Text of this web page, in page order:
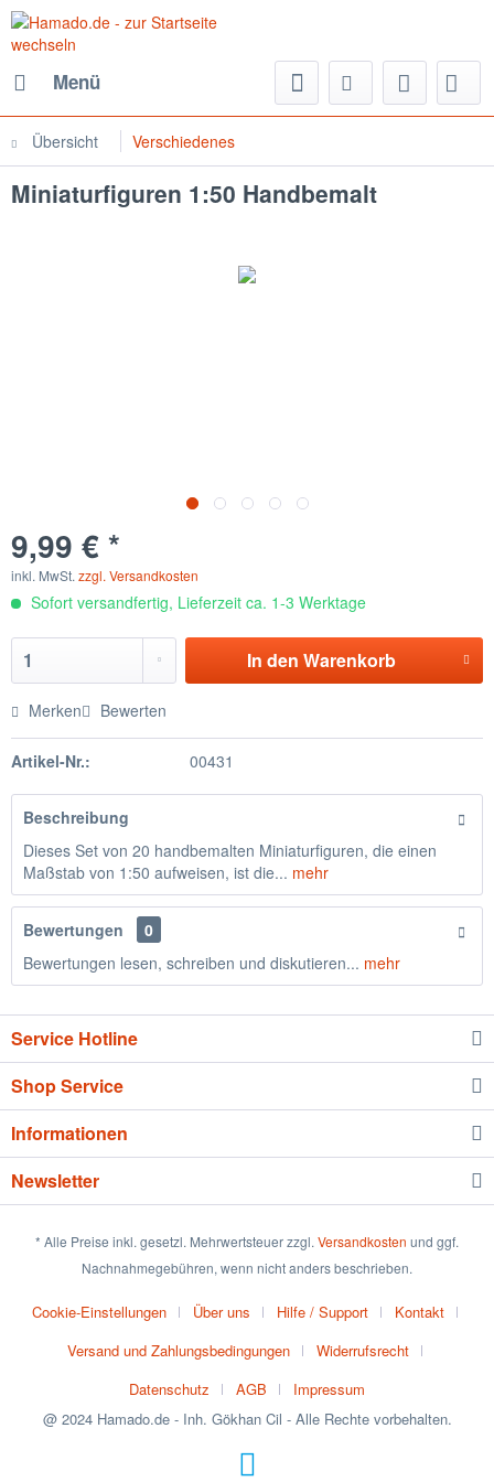
Menü
Übersicht Verschiedenes
Miniaturfiguren 1:50 Handbemalt
9,99 € *
inkl. MwSt. zzgl. Versandkosten
Sofort versandfertig, Lieferzeit ca. 1-3 Werktage
In den Warenkorb
Merken Bewerten
Artikel-Nr.: 00431
Beschreibung
Dieses Set von 20 handbemalten Miniaturfiguren, die einen
Maßstab von 1:50 aufweisen, ist die... mehr
Bewertungen
0
Bewertungen lesen, schreiben und diskutieren... mehr
Service Hotline
Shop Service
Informationen
Newsletter
* Alle Preise inkl. gesetzl. Mehrwertsteuer zzgl. Versandkosten und ggf.
Nachnahmegebühren, wenn nicht anders beschrieben.
Cookie-Einstellungen Über uns Hilfe / Support
Kontakt
Versand und Zahlungsbedingungen
Widerrufsrecht
Datenschutz
AGB
Impressum
@ 2024 Hamado.de - Inh. Gökhan Cil - Alle Rechte vorbehalten.